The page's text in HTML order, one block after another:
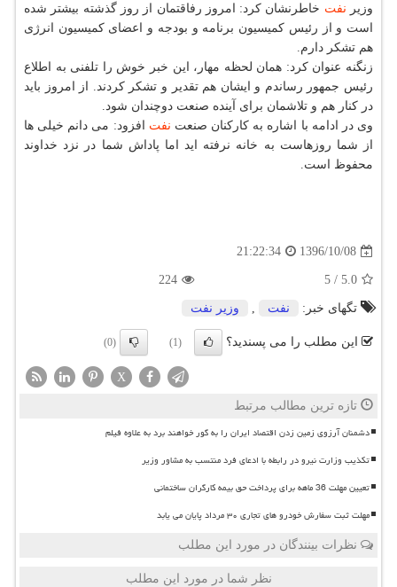
وزیر نفت خاطرنشان كرد: امروز رفاقتمان از روز گذشته بیشتر شده
است و از رئیس كمیسیون برنامه و بودجه و اعضای كمیسیون انرژی
هم تشكر دارم.
زنگنه عنوان كرد: همان لحظه مهار، این خبر خوش را تلفنی به اطلاع
رئیس جمهور رساندم و ایشان هم تقدیر و تشكر كردند. از امروز باید
در كنار هم و تلاشمان برای آینده صنعت دوچندان شود.
وی در ادامه با اشاره به كاركنان صنعت نفت افزود: می دانم خیلی ها
از شما روزهاست به خانه نرفته اید اما پاداش شما در نزد خداوند
محفوظ است.
1396/10/08
21:22:34
5.0
/
5
224
تگهای خبر: نفت , وزیر نفت
این مطلب را می پسندید؟ (1)
(0)
X
تازه ترین مطالب مرتبط
دشمنان آرزوی زمین زدن اقتصاد ایران را به گور خواهند برد به علاوه فیلم
تکذیب وزارت نیرو در رابطه با ادعای فرد منتسب به مشاور وزیر
تعیین مهلت 36 ماهه برای پرداخت حق بیمه کارگران ساختمانی
مهلت ثبت سفارش خودرو های تجاری ۳۰ مرداد پایان می یابد
نظرات بینندگان در مورد این مطلب
نظر شما در مورد این مطلب